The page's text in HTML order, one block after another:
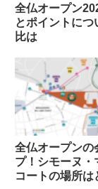
全仏オープン
とポイントにつ
比は
全仏オープンの
プ！シモーヌ・
コートの場所は